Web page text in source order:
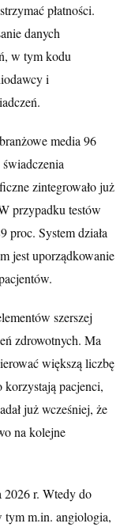
płatności.
danych
w tym kodu
i
media 96
zintegrowało już
przypadku testów
proc. System działa
jest uporządkowanie
szerszej
zdrowotnych. Ma
większą liczbę
pacjenci,
już wcześniej, że
na kolejne
2026 r. Wtedy do
tym m.in. angiologia,